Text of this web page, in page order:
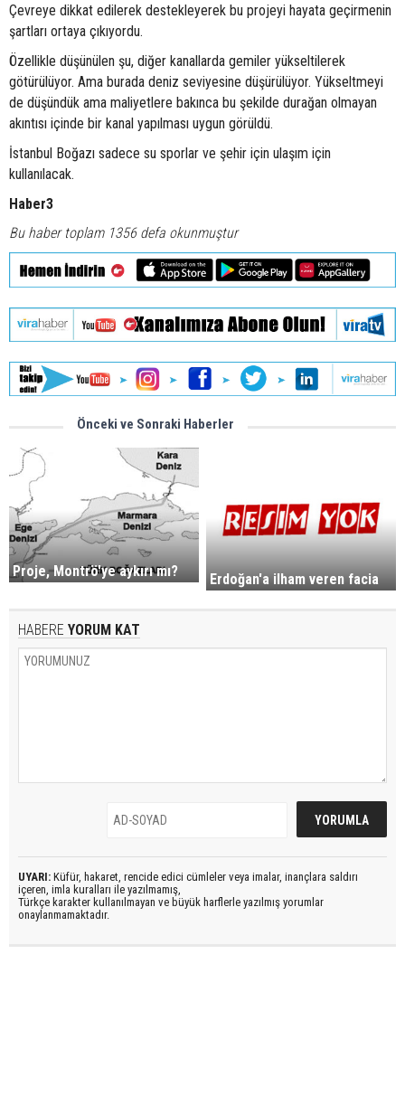
Çevreye dikkat edilerek destekleyerek bu projeyi hayata geçirmenin
şartları ortaya çıkıyordu.
Özellikle düşünülen şu, diğer kanallarda gemiler yükseltilerek
götürülüyor. Ama burada deniz seviyesine düşürülüyor. Yükseltmeyi
de düşündük ama maliyetlere bakınca bu şekilde durağan olmayan
akıntısı içinde bir kanal yapılması uygun görüldü.
İstanbul Boğazı sadece su sporlar ve şehir için ulaşım için
kullanılacak.
Haber3
Bu haber toplam 1356 defa okunmuştur
Önceki ve Sonraki Haberler
Proje, Montrö'ye aykırı mı? Erdoğan'a ilham veren facia
HABERE YORUM KAT
UYARI: Küfür, hakaret, rencide edici cümleler veya imalar, inançlara saldırı
içeren, imla kuralları ile yazılmamış,
Türkçe karakter kullanılmayan ve büyük harflerle yazılmış yorumlar
onaylanmamaktadır.